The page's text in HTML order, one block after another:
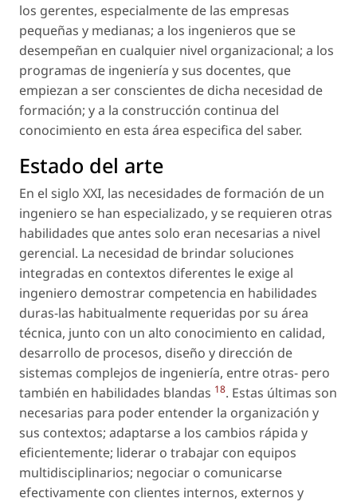
los gerentes, especialmente de las empresas
pequeñas y medianas; a los ingenieros que se
desempeñan en cualquier nivel organizacional; a los
programas de ingeniería y sus docentes, que
empiezan a ser conscientes de dicha necesidad de
formación; y a la construcción continua del
conocimiento en esta área especifica del saber.
Estado del arte
En el siglo XXI, las necesidades de formación de un
ingeniero se han especializado, y se requieren otras
habilidades que antes solo eran necesarias a nivel
gerencial. La necesidad de brindar soluciones
integradas en contextos diferentes le exige al
ingeniero demostrar competencia en habilidades
duras-las habitualmente requeridas por su área
técnica, junto con un alto conocimiento en calidad,
desarrollo de procesos, diseño y dirección de
sistemas complejos de ingeniería, entre otras- pero
también en habilidades blandas 18. Estas últimas son
necesarias para poder entender la organización y
sus contextos; adaptarse a los cambios rápida y
eficientemente; liderar o trabajar con equipos
multidisciplinarios; negociar o comunicarse
efectivamente con clientes internos, externos y